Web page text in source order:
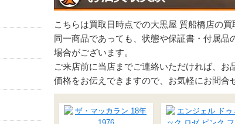
こちらは買取日時点での大黒屋 質船橋店の買
同一商品であっても、状態や保証書・付属
場合がございます。
ご来店前に当店までご連絡いただければ、
価格をお伝えできますので、お気軽にお問合